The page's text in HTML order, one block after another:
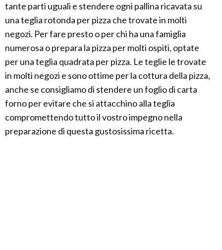
tante parti uguali e stendere ogni pallina ricavata su
una teglia rotonda per pizza che trovate in molti
negozi. Per fare presto o per chi ha una famiglia
numerosa o prepara la pizza per molti ospiti, optate
per una teglia quadrata per pizza. Le teglie le trovate
in molti negozi e sono ottime per la cottura della pizza,
anche se consigliamo di stendere un foglio di carta
forno per evitare che si attacchino alla teglia
compromettendo tutto il vostro impegno nella
preparazione di questa gustosissima ricetta.